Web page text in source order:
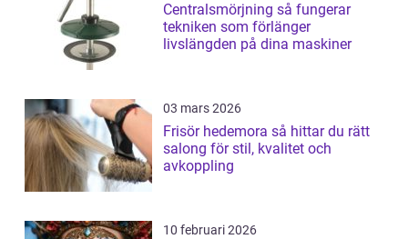
Centralsmörjning så fungerar
tekniken som förlänger
livslängden på dina maskiner
03 mars 2026
Frisör hedemora så hittar du rätt
salong för stil, kvalitet och
avkoppling
10 februari 2026